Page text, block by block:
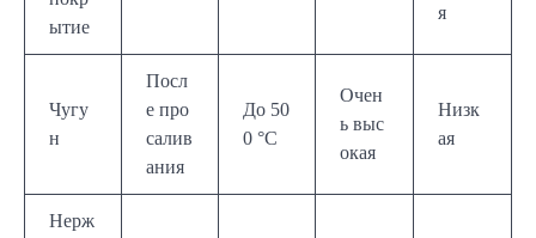
ытие
я
Чугу
н
Посл
е про
салив
ания
До 50
0 °C
Очен
ь выс
окая
Низк
ая
Нерж